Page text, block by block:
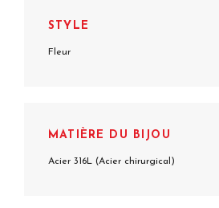
STYLE
Fleur
MATIÈRE DU BIJOU
Acier 316L (Acier chirurgical)